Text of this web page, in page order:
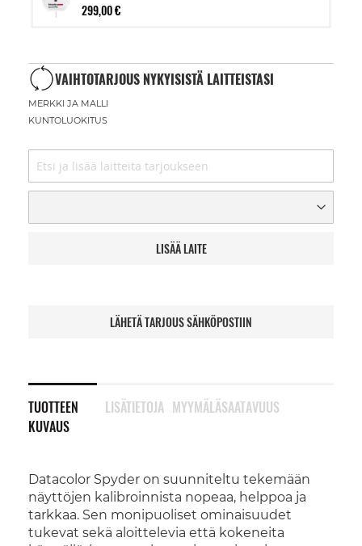
299,00 €
VAIHTOTARJOUS NYKYISISTÄ LAITTEISTASI
MERKKI JA MALLI
KUNTOLUOKITUS
LISÄÄ LAITE
LÄHETÄ TARJOUS SÄHKÖPOSTIIN
TUOTTEEN
KUVAUS
Datacolor Spyder on suunniteltu tekemään
näyttöjen kalibroinnista nopeaa, helppoa ja
tarkkaa. Sen monipuoliset ominaisuudet
tukevat sekä aloittelevia että kokeneita
LISÄTIETOJA MYYMÄLÄSAATAVUUS